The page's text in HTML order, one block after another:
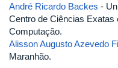
André Ricardo Backes -
Centro de Ciências Exatas
Computação.
Alisson Augusto Azevedo
Maranhão.